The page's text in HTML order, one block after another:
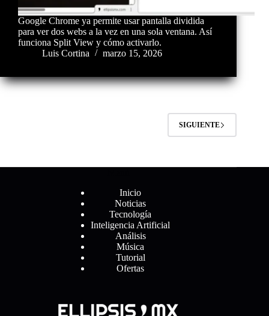
Google Chrome ya permite usar pantalla dividida
para ver dos webs a la vez en una sola ventana. Así
funciona Split View y cómo activarlo.
Luis Cortina
marzo 15, 2026
SIGUIENTE
Inicio
Noticias
Tecnología
Inteligencia Artificial
Análisis
Música
Tutorial
Ofertas